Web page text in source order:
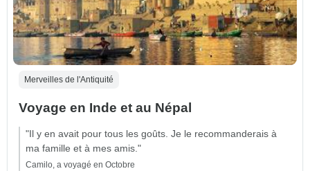
Merveilles de l'Antiquité
Voyage en Inde et au Népal
"Il y en avait pour tous les goûts. Je le recommanderais à
ma famille et à mes amis."
Camilo, a voyagé en Octobre